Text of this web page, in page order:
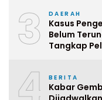
3 DAERAH
Kasus
Belum
Tangkap
4 BERITA
Kabar